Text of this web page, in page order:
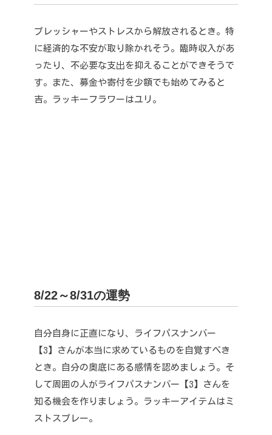
プレッシャーやストレスから解放されるとき。 特
に経済的な不安が取り除かれそう。
臨時収入があ
ったり、不必要な支出を抑えることができそうで
す。 また、募金や寄付を少額でも始めてみると
吉。 ラッキーフラワーはユリ。
8/22～8/31の運勢
自分自身に正直になり、ライフパスナンバー
【3】さんが本当に求めているものを自覚すべき
とき。
自分の奥底にある感情を認めましょう。 そ
して周囲の人がライフパスナンバー【3】さんを
知る機会を作りましょう。 ラッキーアイテムはミ
ストスプレー。